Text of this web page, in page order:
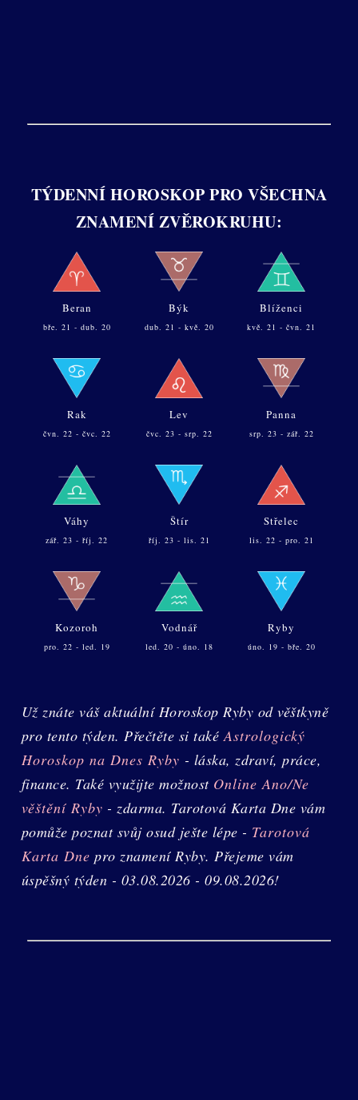
TÝDENNÍ HOROSKOP PRO VŠECHNA
ZNAMENÍ ZVĚROKRUHU:
Beran
bře. 21 - dub. 20
Býk
dub. 21 - kvě. 20
Blíženci
kvě. 21 - čvn. 21
Rak
čvn. 22 - čvc. 22
Lev
čvc. 23 - srp. 22
Panna
srp. 23 - zář. 22
Váhy
zář. 23 - říj. 22
Štír
říj. 23 - lis. 21
Střelec
lis. 22 - pro. 21
Kozoroh
pro. 22 - led. 19
Vodnář
led. 20 - úno. 18
Ryby
úno. 19 - bře. 20
Už znáte váš aktuální Horoskop Ryby od věštkyně
pro tento týden. Přečtěte si také Astrologický
Horoskop na Dnes Ryby - láska, zdraví, práce,
finance. Také využijte možnost Online Ano/Ne
věštění Ryby - zdarma. Tarotová Karta Dne vám
pomůže poznat svůj osud ješte lépe - Tarotová
Karta Dne pro znamení Ryby. Přejeme vám
úspěšný týden - 03.08.2026 - 09.08.2026!